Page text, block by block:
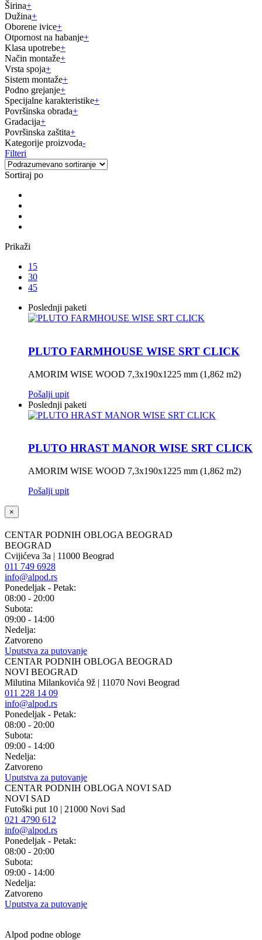
Širina+
Dužina+
Oborene ivice+
Otpornost na habanje+
Klasa upotrebe+
Način montaže+
Vrsta spoja+
Sistem montaže+
Podno grejanje+
Specijalne karakteristike+
Površinska obrada+
Gradacija+
Površinska zaštita+
Kategorije proizvoda-
Filteri
Sortiraj po
Prikaži
15
30
45
Poslednji paketi
PLUTO FARMHOUSE WISE SRT CLICK
AMORIM WISE WOOD 7,3x190x1225 mm (1,862 m2)
Pošalji upit
Poslednji paketi
PLUTO HRAST MANOR WISE SRT CLICK
AMORIM WISE WOOD 7,3x190x1225 mm (1,862 m2)
Pošalji upit
×
CENTAR PODNIH OBLOGA BEOGRAD
BEOGRAD
Cvijićeva 3a | 11000 Beograd
011 749 6928
info@alpod.rs
Ponedeljak - Petak:
08:00 - 20:00
Subota:
09:00 - 14:00
Nedelja:
Zatvoreno
Uputstva za putovanje
CENTAR PODNIH OBLOGA BEOGRAD
NOVI BEOGRAD
Milutina Milankovića 9ž | 11070 Novi Beograd
011 228 14 09
info@alpod.rs
Ponedeljak - Petak:
08:00 - 20:00
Subota:
09:00 - 14:00
Nedelja:
Zatvoreno
Uputstva za putovanje
CENTAR PODNIH OBLOGA NOVI SAD
NOVI SAD
Futoški put 10 | 21000 Novi Sad
021 4790 612
info@alpod.rs
Ponedeljak - Petak:
08:00 - 20:00
Subota:
09:00 - 14:00
Nedelja:
Zatvoreno
Uputstva za putovanje
Alpod podne obloge